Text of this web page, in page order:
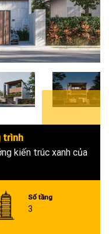
15+
trình
kiến trúc xanh của
Số tầng
3